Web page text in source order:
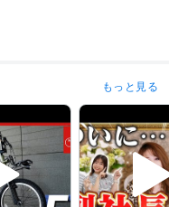
もっと見る